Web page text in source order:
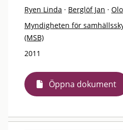
Ryen Linda · Berglöf Jan ·
Myndigheten för
(MSB)
2011
Öppna dokument